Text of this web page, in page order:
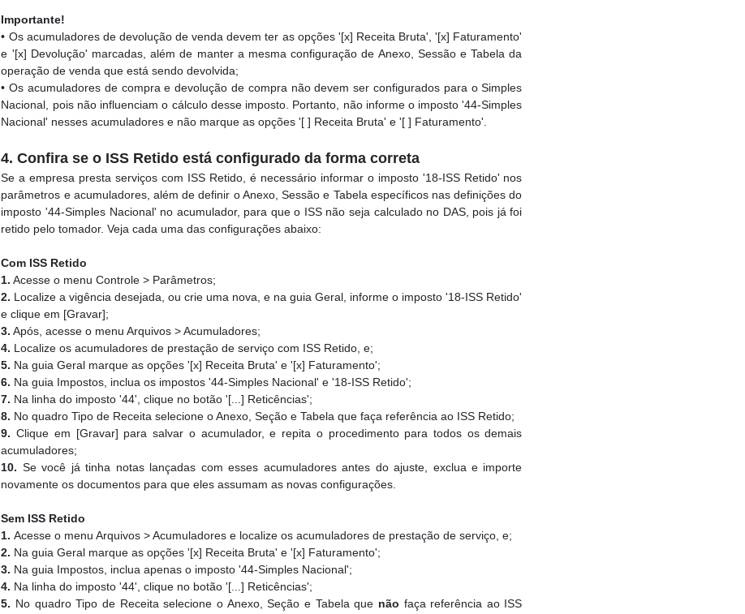
Importante!
• Os acumuladores de devolução de venda devem ter as opções '[x] Receita Bruta', '[x] Faturamento'
e '[x] Devolução' marcadas, além de manter a mesma configuração de Anexo, Sessão e Tabela da
operação de venda que está sendo devolvida;
• Os acumuladores de compra e devolução de compra não devem ser configurados para o Simples
Nacional, pois não influenciam o cálculo desse imposto. Portanto, não informe o imposto '44-Simples
Nacional' nesses acumuladores e não marque as opções '[ ] Receita Bruta' e '[ ] Faturamento'.
4. Confira se o ISS Retido está configurado da forma correta
Se a empresa presta serviços com ISS Retido, é necessário informar o imposto '18-ISS Retido' nos
parâmetros e acumuladores, além de definir o Anexo, Sessão e Tabela específicos nas definições do
imposto '44-Simples Nacional' no acumulador, para que o ISS não seja calculado no DAS, pois já foi
retido pelo tomador. Veja cada uma das configurações abaixo:
Com ISS Retido
1. Acesse o menu Controle > Parâmetros;
2. Localize a vigência desejada, ou crie uma nova, e na guia Geral, informe o imposto '18-ISS Retido'
e clique em [Gravar];
3. Após, acesse o menu Arquivos > Acumuladores;
4. Localize os acumuladores de prestação de serviço com ISS Retido, e;
5. Na guia Geral marque as opções '[x] Receita Bruta' e '[x] Faturamento';
6. Na guia Impostos, inclua os impostos '44-Simples Nacional' e '18-ISS Retido';
7. Na linha do imposto '44', clique no botão '[...] Reticências';
8. No quadro Tipo de Receita selecione o Anexo, Seção e Tabela que faça referência ao ISS Retido;
9. Clique em [Gravar] para salvar o acumulador, e repita o procedimento para todos os demais
acumuladores;
10. Se você já tinha notas lançadas com esses acumuladores antes do ajuste, exclua e importe
novamente os documentos para que eles assumam as novas configurações.
Sem ISS Retido
1.Acesse o menu Arquivos > Acumuladores e localize os acumuladores de prestação de serviço, e;
2. Na guia Geral marque as opções '[x] Receita Bruta' e '[x] Faturamento';
3. Na guia Impostos, inclua apenas o imposto '44-Simples Nacional';
4. Na linha do imposto '44', clique no botão '[...] Reticências';
5. No quadro Tipo de Receita selecione o Anexo, Seção e Tabela que não faça referência ao ISS